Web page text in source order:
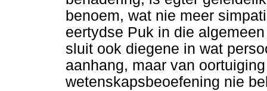
benoem, wat nie meer
eertydse Puk in die
sluit ook diegene in wat
aanhang, maar van
wetenskapsbeoefening nie